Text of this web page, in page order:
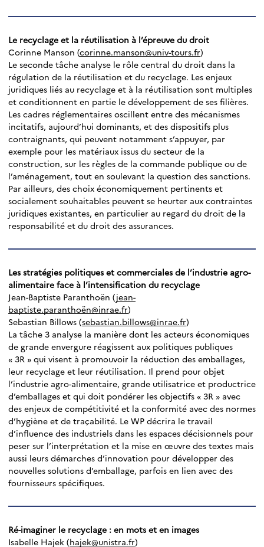
Le recyclage et la réutilisation à l’épreuve du droit
Corinne Manson (corinne.manson@univ-tours.fr)
Le seconde tâche analyse le rôle central du droit dans la
régulation de la réutilisation et du recyclage. Les enjeux
juridiques liés au recyclage et à la réutilisation sont multiples
et conditionnent en partie le développement de ses filières.
Les cadres réglementaires oscillent entre des mécanismes
incitatifs, aujourd’hui dominants, et des dispositifs plus
contraignants, qui peuvent notamment s’appuyer, par
exemple pour les matériaux issus du secteur de la
construction, sur les règles de la commande publique ou de
l’aménagement, tout en soulevant la question des sanctions.
Par ailleurs, des choix économiquement pertinents et
socialement souhaitables peuvent se heurter aux contraintes
juridiques existantes, en particulier au regard du droit de la
responsabilité et du droit des assurances.
Les stratégies politiques et commerciales de l’industrie agro-
alimentaire face à l’intensification du recyclage
Jean-Baptiste Paranthoën (jean-
baptiste.paranthoën@inrae.fr)
Sebastian Billows (sebastian.billows@inrae.fr)
La tâche 3 analyse la manière dont les acteurs économiques
de grande envergure réagissent aux politiques publiques
« 3R » qui visent à promouvoir la réduction des emballages,
leur recyclage et leur réutilisation. Il prend pour objet
l’industrie agro-alimentaire, grande utilisatrice et productrice
d’emballages et qui doit pondérer les objectifs « 3R » avec
des enjeux de compétitivité et la conformité avec des normes
d’hygiène et de traçabilité. Le WP décrira le travail
d’influence des industriels dans les espaces décisionnels pour
peser sur l’interprétation et la mise en œuvre des textes mais
aussi leurs démarches d’innovation pour développer des
nouvelles solutions d’emballage, parfois en lien avec des
fournisseurs spécifiques.
Ré-imaginer le recyclage : en mots et en images
Isabelle Hajek (hajek@unistra.fr)